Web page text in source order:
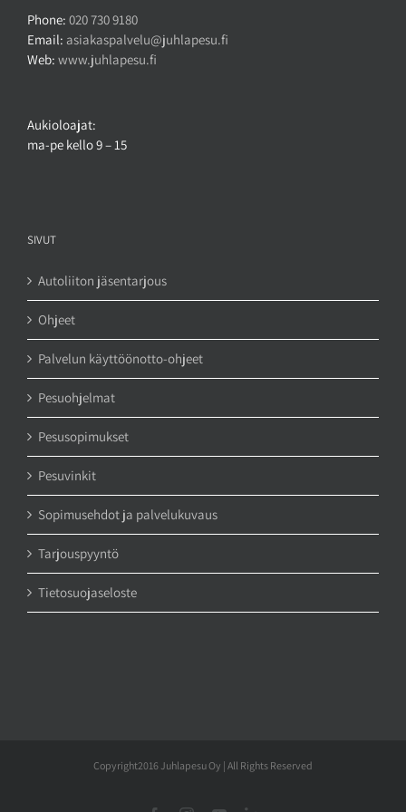
Phone: 020 730 9180
Email: asiakaspalvelu@juhlapesu.fi
Web: www.juhlapesu.fi
Aukioloajat:
ma-pe kello 9 – 15
SIVUT
Autoliiton jäsentarjous
Ohjeet
Palvelun käyttöönotto-ohjeet
Pesuohjelmat
Pesusopimukset
Pesuvinkit
Sopimusehdot ja palvelukuvaus
Tarjouspyyntö
Tietosuojaseloste
Copyright2016 Juhlapesu Oy | All Rights Reserved